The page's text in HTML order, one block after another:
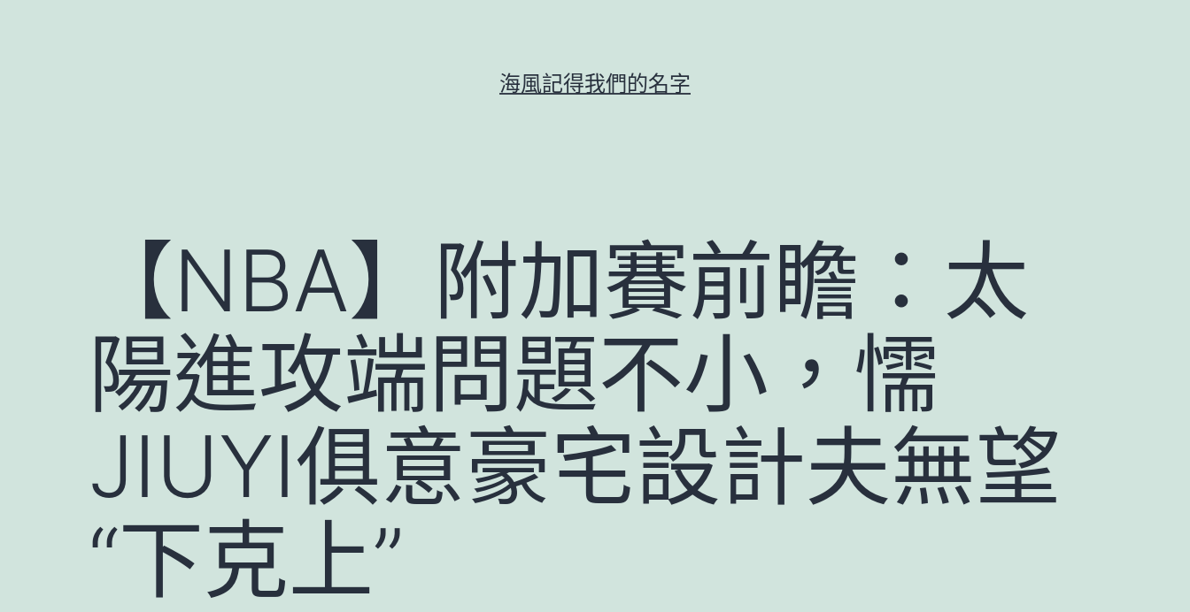
海風記得我們的名字
【NBA】附加賽前瞻：太
陽進攻端問題不小，懦
JIUYI俱意豪宅設計夫無望
“下克上”